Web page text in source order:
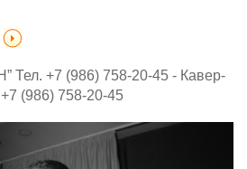
Тел. +7 (986) 758-20-45 - Кавер-
(986) 758-20-45